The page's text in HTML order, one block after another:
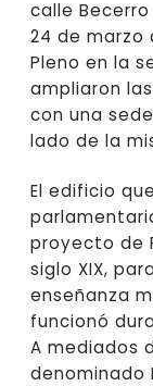
calle
24 de marzo
Pleno en la
ampliaron
con una
lado de la
El edificio
proyecto de
siglo XIX,
enseñanza
funcionó
A mediados
denominado